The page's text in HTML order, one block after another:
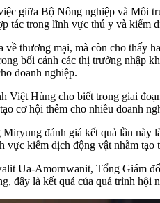
giữa Bộ Nông nghiệp và Môi
tác trong lĩnh vực thú y và kiểm
thương mại, mà còn cho thấy
bối cảnh các thị trường nhập
doanh nghiệp.
Việt Hùng cho biết trong giai
cơ hội thêm cho nhiều doanh
đánh giá kết quả lần này
kiểm dịch động vật nhằm
Ua-Amornwanit, Tổng Giám
đây là kết quả của quá trình hội